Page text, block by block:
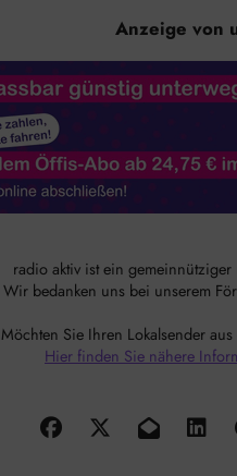
Anzeige von
radio aktiv ist ein
Wir bedanken uns bei unserem
Möchten Sie Ihren Lokalsender
Hier finden Sie nähere